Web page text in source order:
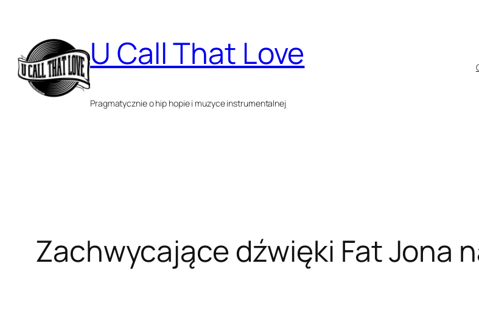
treści
U Call That Love
Pragmatycznie o hip hopie i muzyce instrumentalnej
Zachwycające dźwięki Fat Jona